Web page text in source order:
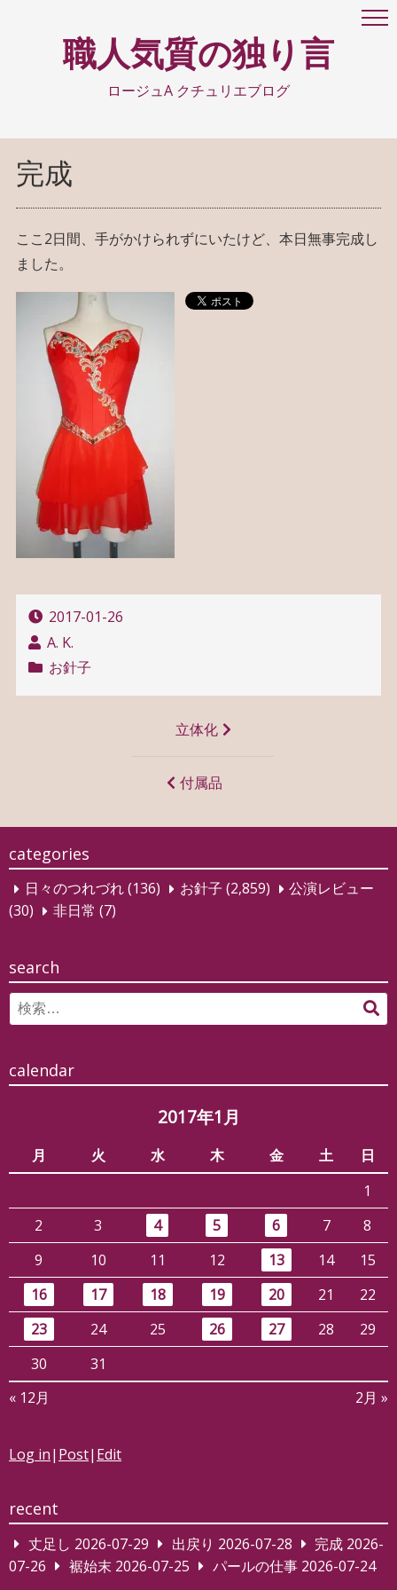
職人気質の独り言
ロージュA クチュリエブログ
完成
ここ2日間、手がかけられずにいたけど、本日無事完成し
ました。
2017-01-26
A. K.
お針子
ゲ
ー
シ
ョ
立体化
付属品
categories
日々のつれづれ(136) お針子 (2,859)
公演レビュー
(30)
非日常 (7)
search
Search
for:
検
calendar
2017年1月
月 火 水 木 金 土
日
1
2
3 4 5 6 7
8
9
10 11 12 13 14
15
16
17 18 19 20 21
22
23
24 25 26 27 28
29
30
31
« 12月
2月 »
Log in| Post| Edit
recent
丈足し 2026-07-29 出戻り 2026-07-28 完成 2026-
07-26
裾始末 2026-07-25 パールの仕事 2026-07-24